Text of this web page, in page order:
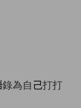
為自己打打